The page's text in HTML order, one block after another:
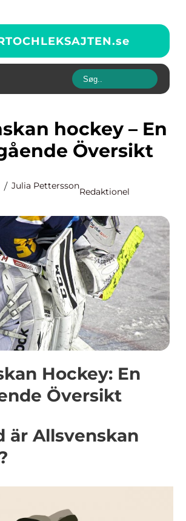
se
Översikt
Julia Pettersson
Redaktionel
Hockey: En
Översikt
är Allsvenskan